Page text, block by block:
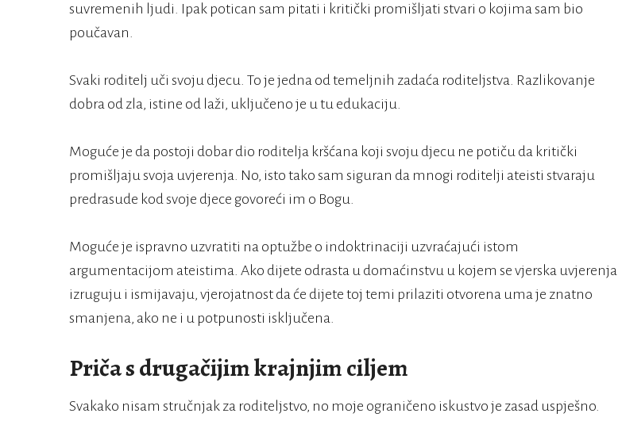
suvremenih ljudi. Ipak potican sam pitati i kritički promišljati stvari o kojima sam bio
poučavan.
Svaki roditelj uči svoju djecu. To je jedna od temeljnih zadaća roditeljstva. Razlikovanje
dobra od zla, istine od laži, uključeno je u tu edukaciju.
Moguće je da postoji dobar dio roditelja kršćana koji svoju djecu ne potiču da kritički
promišljaju svoja uvjerenja. No, isto tako sam siguran da mnogi roditelji ateisti stvaraju
predrasude kod svoje djece govoreći im o Bogu.
Moguće je ispravno uzvratiti na optužbe o indoktrinaciji uzvraćajući istom
argumentacijom ateistima. Ako dijete odrasta u domaćinstvu u kojem se vjerska uvjerenja
izruguju i ismijavaju, vjerojatnost da će dijete toj temi prilaziti otvorena uma je znatno
smanjena, ako ne i u potpunosti isključena.
Priča s drugačijim krajnjim ciljem
Svakako nisam stručnjak za roditeljstvo, no moje ograničeno iskustvo je zasad uspješno.